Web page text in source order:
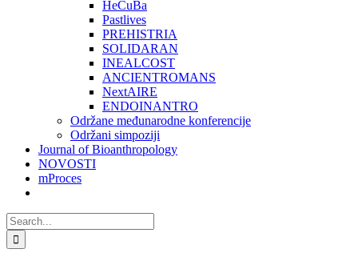
HeCuBa
Pastlives
PREHISTRIA
SOLIDARAN
INEALCOST
ANCIENTROMANS
NextAIRE
ENDOINANTRO
Održane međunarodne konferencije
Održani simpoziji
Journal of Bioanthropology
NOVOSTI
mProces
Search
for: